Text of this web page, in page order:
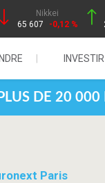
Nikkei
65 607
-0,12 %
INVESTIR
PLUS DE 20 000
Paris